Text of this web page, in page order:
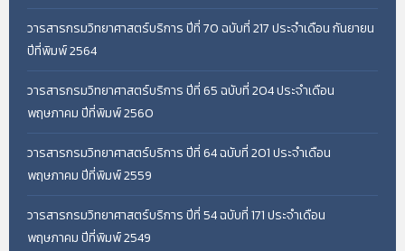
วารสารกรมวิทยาศาสตร์บริการ ปีที่ 70 ฉบับที่ 217 ประจำเดือน กันยายน
ปีที่พิมพ์ 2564
วารสารกรมวิทยาศาสตร์บริการ ปีที่ 65 ฉบับที่ 204 ประจำเดือน
พฤษภาคม ปีที่พิมพ์ 2560
วารสารกรมวิทยาศาสตร์บริการ ปีที่ 64 ฉบับที่ 201 ประจำเดือน
พฤษภาคม ปีที่พิมพ์ 2559
วารสารกรมวิทยาศาสตร์บริการ ปีที่ 54 ฉบับที่ 171 ประจำเดือน
พฤษภาคม ปีที่พิมพ์ 2549